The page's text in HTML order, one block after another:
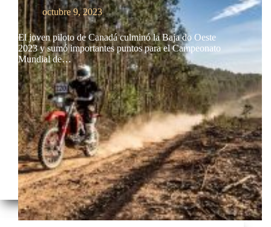
octubre 9, 2023
El joven piloto de Canadá culminó la Baja do Oeste
2023 y sumó importantes puntos para el Campeonato
Mundial de…